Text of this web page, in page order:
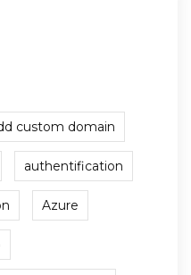
custom domain
authentification
Azure